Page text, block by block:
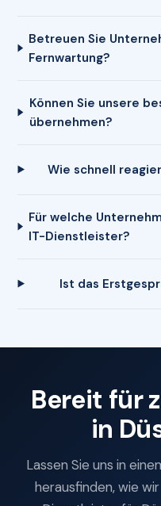
Betreuen Sie
Fernwartung?
Können Sie unsere
übernehmen?
Wie schnell
Für welche
IT-Dienstleister?
Ist das
Bereit für
in
Lassen Sie uns in
herausfinden, wie